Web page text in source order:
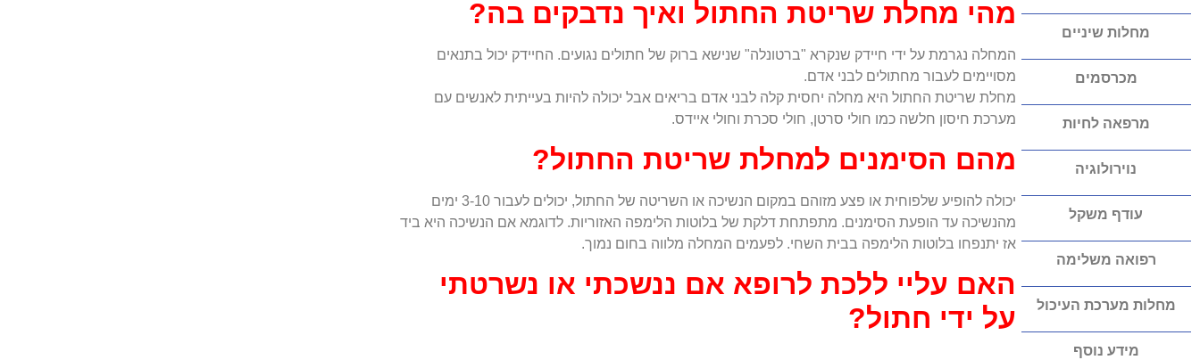
מחלות שיניים
מכרסמים
מרפאה לחיות
נוירולוגיה
עודף משקל
רפואה משלימה
מחלות מערכת העיכול
מידע נוסף
מהי מחלת שריטת החתול ואיך נדבקים בה?
המחלה נגרמת על ידי חיידק שנקרא "ברטונלה" שנישא ברוק של חתולים נגועים. החיידק יכול בתנאים
מסויימים לעבור מחתולים לבני אדם.
מחלת שריטת החתול היא מחלה יחסית קלה לבני אדם בריאים אבל יכולה להיות בעייתית לאנשים עם
מערכת חיסון חלשה כמו חולי סרטן, חולי סכרת וחולי איידס.
מהם הסימנים למחלת שריטת החתול?
יכולה להופיע שלפוחית או פצע מזוהם במקום הנשיכה או השריטה של החתול, יכולים לעבור 3-10 ימים
מהנשיכה עד הופעת הסימנים. מתפתחת דלקת של בלוטות הלימפה האזוריות. לדוגמא אם הנשיכה היא ביד
אז יתנפחו בלוטות הלימפה בבית השחי. לפעמים המחלה מלווה בחום נמוך.
האם עליי ללכת לרופא אם ננשכתי או נשרטתי
על ידי חתול?